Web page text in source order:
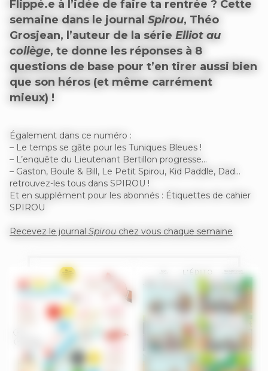
Flippé.e à l’idée de faire ta rentrée ? Cette
semaine dans le journal Spirou, Théo
Grosjean, l’auteur de la série Elliot au
collège, te donne les réponses à 8
questions de base pour t’en tirer aussi bien
que son héros (et même carrément
mieux) !
Également dans ce numéro :
– Le temps se gâte pour les Tuniques Bleues !
– L’enquête du Lieutenant Bertillon progresse…
– Gaston, Boule & Bill, Le Petit Spirou, Kid Paddle, Dad…
retrouvez-les tous dans SPIROU !
Et en supplément pour les abonnés : Étiquettes de cahier
SPIROU
Recevez le journal Spirou chez vous chaque semaine